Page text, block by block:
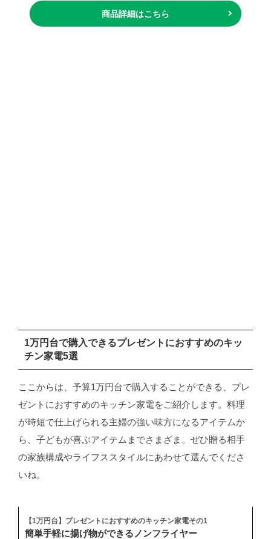
商品詳細はこちら
1万円台で購入できるプレゼントにおすすめのキッ
チン家電5選
ここからは、予算1万円台で購入することができる、プレ
ゼントにおすすめのキッチン家電をご紹介します。料理
が時短で仕上げられる主婦の強い味方になるアイテムか
ら、子どもが喜ぶアイテムまでさまざま。ぜひ贈る相手
の家族構成やライフススタイルにあわせて選んでくださ
いね。
【1万円台】プレゼントにおすすめのキッチン家電その1
簡単手軽に揚げ物ができるノンフライヤー